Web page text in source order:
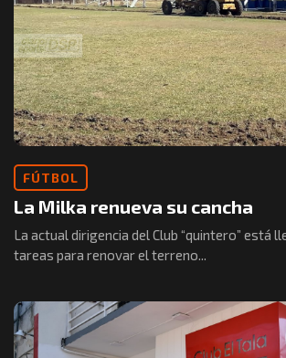
FÚTBOL
La Milka renueva su cancha
La actual dirigencia del Club “quintero” está
tareas para renovar el terreno...